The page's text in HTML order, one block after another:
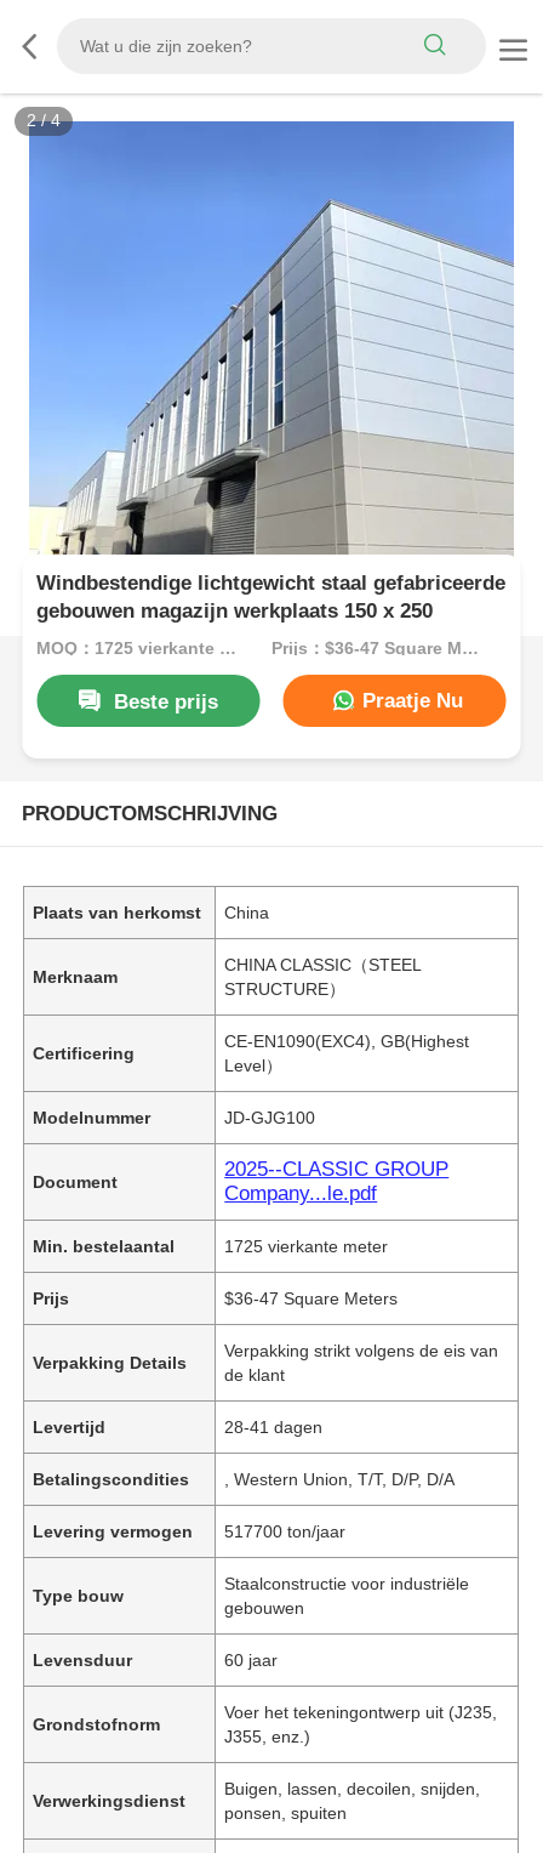
2/4
Windbestendige lichtgewicht staal gefabriceerde
gebouwen magazijn werkplaats 150 x 250
MOQ：1725 vierkante meter Prijs：$36-47 Square Meters
Beste prijs Praatje Nu
PRODUCTOMSCHRIJVING
Plaats van herkomst China
Merknaam
CHINA CLASSIC（STEEL
STRUCTURE）
Certificering
CE-EN1090(EXC4), GB(Highest
Level）
Modelnummer JD-GJG100
Document
2025--CLASSIC GROUP
Company...le.pdf
Min. bestelaantal 1725 vierkante meter
Prijs $36-47 Square Meters
Verpakking Details
Verpakking strikt volgens de eis van
de klant
Levertijd 28-41 dagen
Betalingscondities , Western Union, T/T, D/P, D/A
Levering vermogen 517700 ton/jaar
Type bouw
Staalconstructie voor industriële
gebouwen
Levensduur 60 jaar
Grondstofnorm
Voer het tekeningontwerp uit (J235,
J355, enz.)
Verwerkingsdienst
Buigen, lassen, decoilen, snijden,
ponsen, spuiten